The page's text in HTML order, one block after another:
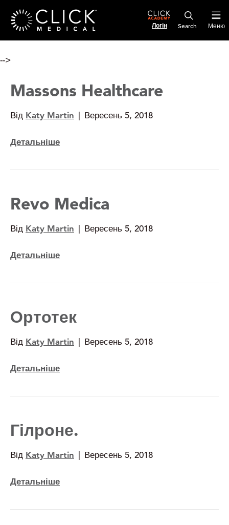
Логін Меню
-->
Massons Healthcare
Від Katy Martin Вересень 5, 2018
Детальніше
Revo Medica
Від Katy Martin Вересень 5, 2018
Детальніше
Ортотек
Від Katy Martin Вересень 5, 2018
Детальніше
Гілроне.
Від Katy Martin Вересень 5, 2018
Детальніше